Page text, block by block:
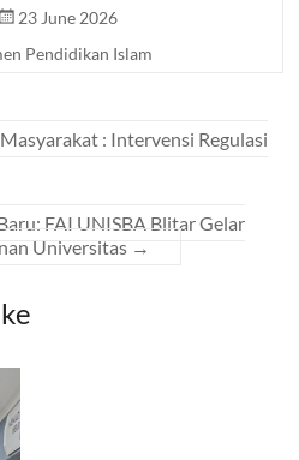
23 June 2026
Pendidikan Islam
: Intervensi Regulasi
FAI UNISBA Blitar Gelar
Universitas →